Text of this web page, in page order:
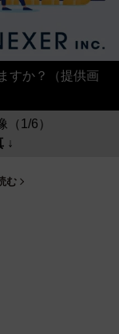
すか？（提供画
1/6）
↓
む